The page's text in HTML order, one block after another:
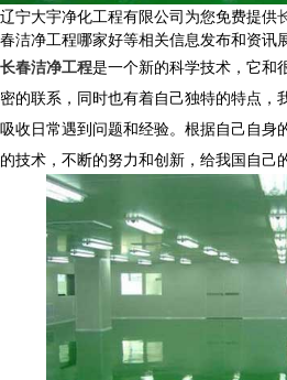
辽宁大宇净化工程有限公司为您免费提供
春洁净工程哪家好等相关信息发布和资讯
长春洁净工程是一个新的科学技术，它和
密的联系，同时也有着自己独特的特点，
吸收日常遇到问题和经验。根据自己自身
的技术，不断的努力和创新，给我国自己